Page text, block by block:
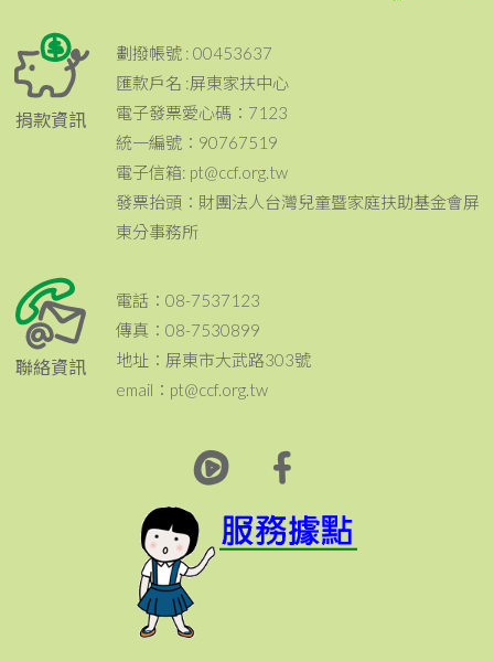
捐款資訊
劃撥帳號 : 00453637
匯款戶名 :屏東家扶中心
電子發票愛心碼：7123
統一編號：90767519
電子信箱: pt@ccf.org.tw
發票抬頭：財團法人台灣兒童暨家庭扶助基金會屏
東分事務所
聯絡資訊
電話：08-7537123
傳真：08-7530899
地址：屏東市大武路303號
email：pt@ccf.org.tw